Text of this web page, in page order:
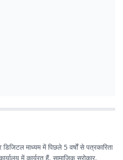
माध्यम में पिछले 5 वर्षों से पत्रकारिता
में कार्यरत हैं. सामाजिक सरोकार,